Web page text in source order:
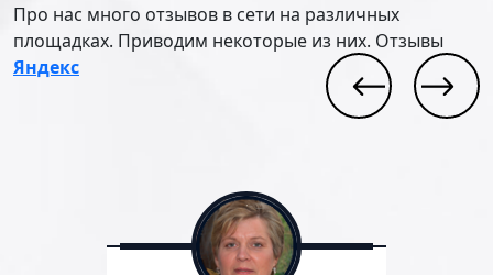
Про нас много отзывов в сети на различных
площадках. Приводим некоторые из них. Отзывы
Яндекс